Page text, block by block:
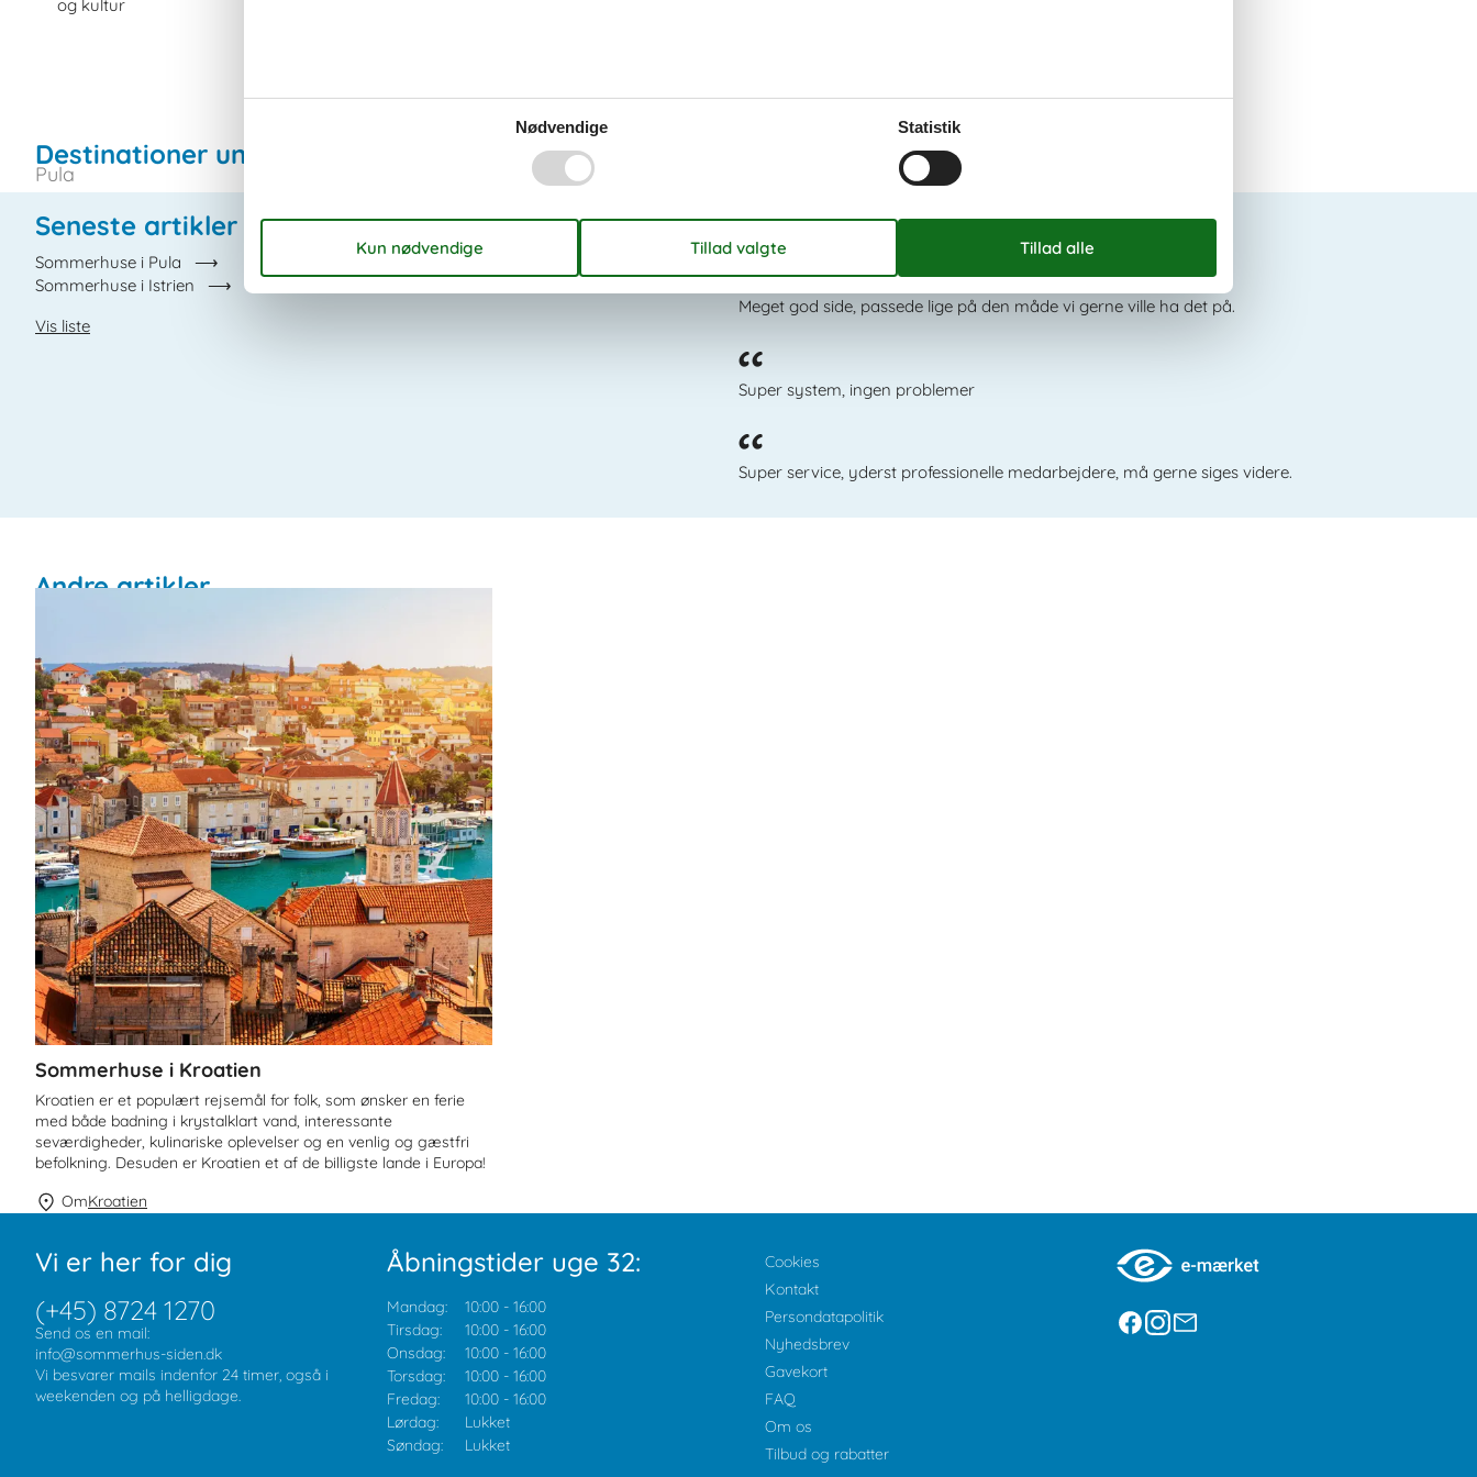
og kultur
Destinationer under Istrien
Pula
Seneste artikler om Istrien
Sommerhuse i Pula
Sommerhuse i Istrien
Vis liste
Det siger kunderne om os
Meget god side, passede lige på den måde vi gerne ville ha det på.
Super system, ingen problemer
Super service, yderst professionelle medarbejdere, må gerne siges videre.
Andre artikler
Sommerhuse i Kroatien
Kroatien er et populært rejsemål for folk, som ønsker en ferie
med både badning i krystalklart vand, interessante
seværdigheder, kulinariske oplevelser og en venlig og gæstfri
befolkning. Desuden er Kroatien et af de billigste lande i Europa!
OmKroatien
Vi er her for dig
(+45) 8724 1270
Send os en mail:
info@sommerhus-siden.dk
Vi besvarer mails indenfor 24 timer, også i
weekenden og på helligdage.
Åbningstider uge 32:
Mandag: 10:00 - 16:00
Tirsdag:
10:00 - 16:00
Onsdag:
10:00 - 16:00
Torsdag:
10:00 - 16:00
Fredag:
10:00 - 16:00
Lørdag:
Lukket
Søndag:
Lukket
Cookies
Kontakt
Persondatapolitik
Nyhedsbrev
Gavekort
FAQ
Om os
Tilbud og rabatter
Nødvendige Statistik